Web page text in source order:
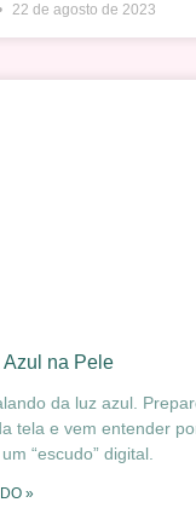
22 de agosto de 2023
Azul na Pele
da luz azul.
tela e vem entender
“escudo” digital.
»